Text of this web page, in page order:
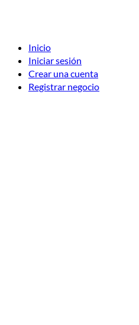
Inicio
Iniciar sesión
Crear una cuenta
Registrar negocio